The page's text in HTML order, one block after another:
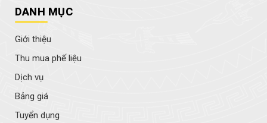
DANH MỤC
Giới thiệu
Thu mua phế liệu
Dịch vụ
Bảng giá
Tuyển dụng